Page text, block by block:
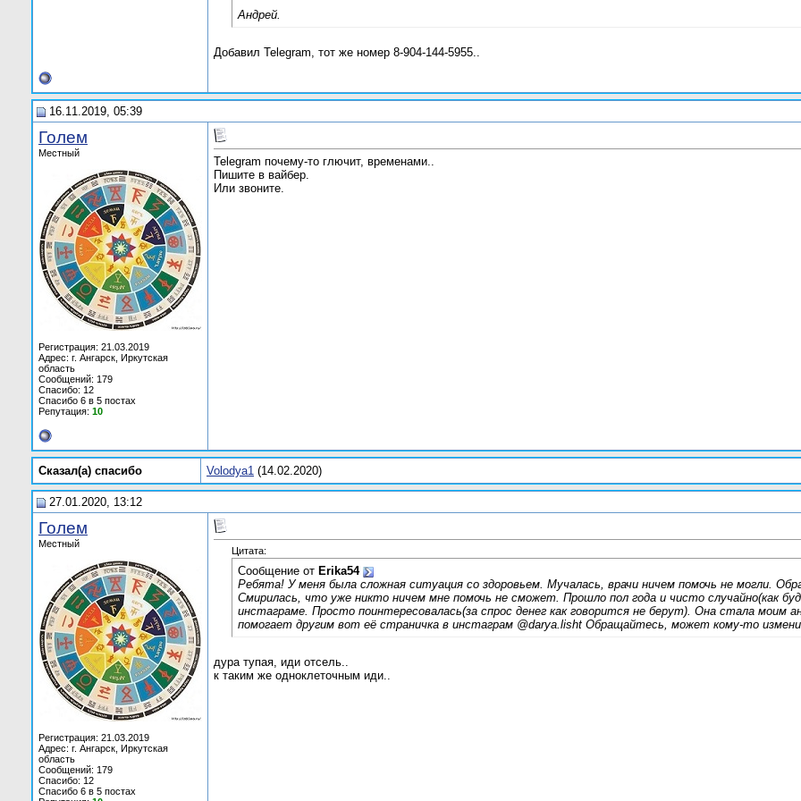
Андрей.
Добавил Telegram, тот же номер 8-904-144-5955..
16.11.2019, 05:39
Голем
Местный
Регистрация: 21.03.2019
Адрес: г. Ангарск, Иркутская
область
Сообщений: 179
Спасибо: 12
Спасибо 6 в 5 постах
Репутация: 10
Telegram почему-то глючит, временами..
Пишите в вайбер.
Или звоните.
Сказал(а) cпасибо Volodya1 (14.02.2020)
27.01.2020, 13:12
Голем
Местный
Регистрация: 21.03.2019
Адрес: г. Ангарск, Иркутская
область
Сообщений: 179
Спасибо: 12
Спасибо 6 в 5 постах
Цитата:
Сообщение от Erika54
Ребята! У меня была сложная ситуация со здоровьем. Мучалась, врачи ничем помочь не могли.
Смирилась, что уже никто ничем мне помочь не сможет. Прошло пол года и чисто случайно(как
инстаграме. Просто поинтересовалась(за спрос денег как говорится не берут). Она стала моим
помогает другим вот её страничка в инстаграм @darya.lisht Обращайтесь, может кому-то
дура тупая, иди отсель..
к таким же одноклеточным иди..